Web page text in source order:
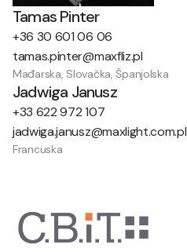
Tamas Pinter
+36 30 601 06 06
tamas.pinter@maxfliz.pl
Mađarska, Slovačka, Španjolska
Jadwiga Janusz
+33 622 972 107
jadwiga.janusz@maxlight.com.pl
Francuska